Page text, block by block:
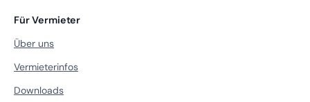
Für Vermieter
Über uns
Vermieterinfos
Downloads